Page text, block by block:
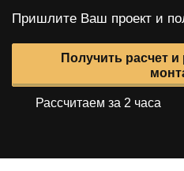
Пришлите Ваш проект и
Получить расчет
Рассчитаем за 2 часа